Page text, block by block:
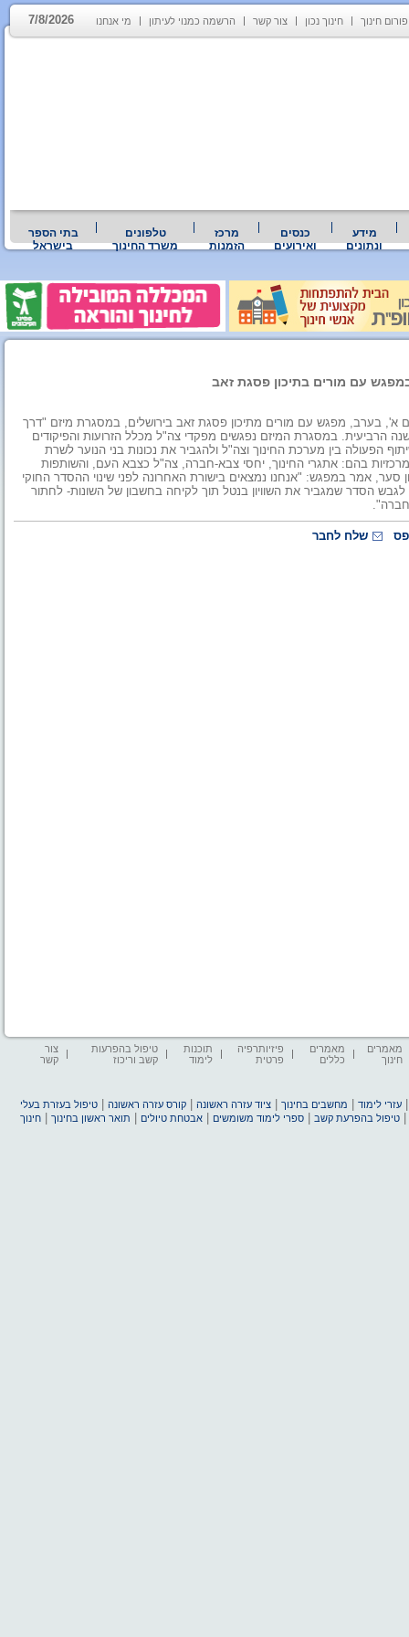
פורום חינוך חינוך נכון צור קשר הרשמה כמנוי לעיתון מי אנחנו 7/8/2026
מידע
ונתונים
כנסים
ואירועים
מרכז
הזמנות
טלפונים
משרד החינוך
בתי הספר
בישראל
עם מורים בתיכון פסגת זאב
א', בערב, מפגש עם מורים מתיכון פסגת זאב בירושלים, במסגרת מיזם "דרך
הרביעית. במסגרת המיזם נפגשים מפקדי צה"ל מכלל הזרועות והפיקודים
הפעולה בין מערכת החינוך וצה"ל ולהגביר את נכונות בני הנוער לשרת
בהם: אתגרי החינוך, יחסי צבא-חברה, צה"ל כצבא העם, והשותפות
סער, אמר במפגש: "אנחנו נמצאים בישורת האחרונה לפני שינוי ההסדר החוקי
לגבש הסדר שמגביר את השוויון בנטל תוך לקיחה בחשבון של השונות- לחתור
שלח לחבר
מאמרים
חינוך
מאמרים
כללים
פיזיותרפיה
פרטית
תוכנות
לימוד
טיפול בהפרעות
קשב וריכוז
צור
קשר
עזרי לימוד מחשבים בחינוך |ציוד עזרה ראשונה |קורס עזרה ראשונה |טיפול בעזרת בעלי
|טיפול בהפרעת קשב |ספרי לימוד משומשים |אבטחת טיולים תואר ראשון בחינוך |חינוך